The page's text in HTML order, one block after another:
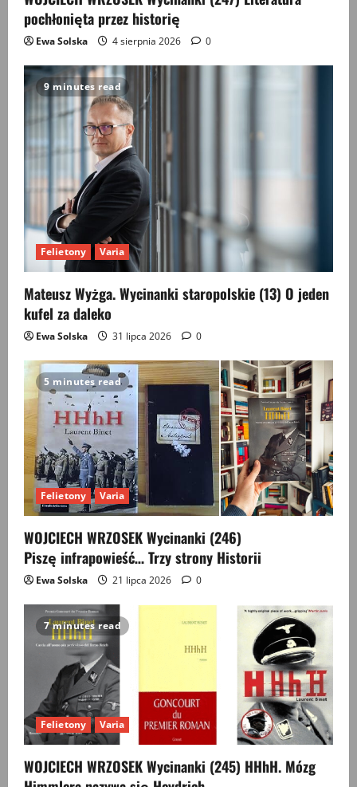
pochłonięta przez historię
Ewa Solska 4 sierpnia 2026 0
9 minutes read
Felietony Varia
Mateusz Wyżga. Wycinanki staropolskie (13) O jeden
kufel za daleko
Ewa Solska 31 lipca 2026 0
5 minutes read
Felietony Varia
WOJCIECH WRZOSEK Wycinanki (246)
Piszę infrapowieść… Trzy strony Historii
Ewa Solska 21 lipca 2026 0
7 minutes read
Felietony Varia
WOJCIECH WRZOSEK Wycinanki (245) HHhH. Mózg